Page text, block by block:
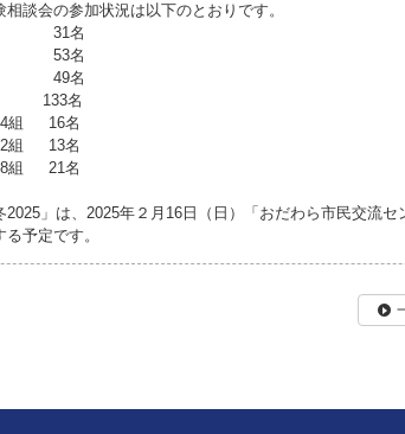
談会の参加状況は以下のとおりです。
31名
53名
49名
16名
組 13名
組 21名
2025」は、2025年２月16日（日）「おだわら市民交流セ
予定です。